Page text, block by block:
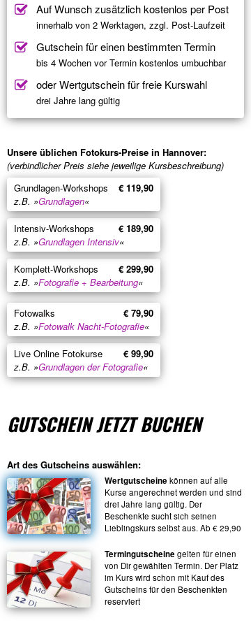
Auf Wunsch zusätzlich kostenlos per Post
innerhalb von 2 Werktagen, zzgl. Post-Laufzeit
Gutschein für einen bestimmten Termin
bis 4 Wochen vor Termin kostenlos umbuchbar
oder Wertgutschein für freie Kurswahl
drei Jahre lang gültig
Unsere üblichen Fotokurs-Preise in Hannover:
(verbindlicher Preis siehe jeweilige Kursbeschreibung)
Grundlagen-Workshops
€ 119,90
z.B. »Grundlagen«
Intensiv-Workshops
€ 189,90
z.B. »Grundlagen Intensiv«
Komplett-Workshops
€ 299,90
z.B. »Fotografie + Bearbeitung«
Fotowalks
€ 79,90
z.B. »Fotowalk Nacht-Fotografie«
Live Online Fotokurse
€ 99,90
z.B. »Grundlagen der Fotografie«
GUTSCHEIN JETZT BUCHEN
Art des Gutscheins auswählen:
Wertgutscheine können auf alle
Kurse angerechnet werden und sind
drei Jahre lang gültig. Der
Beschenkte sucht sich seinen
Lieblingskurs selbst aus. Ab € 29,90
Termingutscheine gelten für einen
von Dir gewählten Termin. Der Platz
im Kurs wird schon mit Kauf des
Gutscheins für den Beschenkten
reserviert